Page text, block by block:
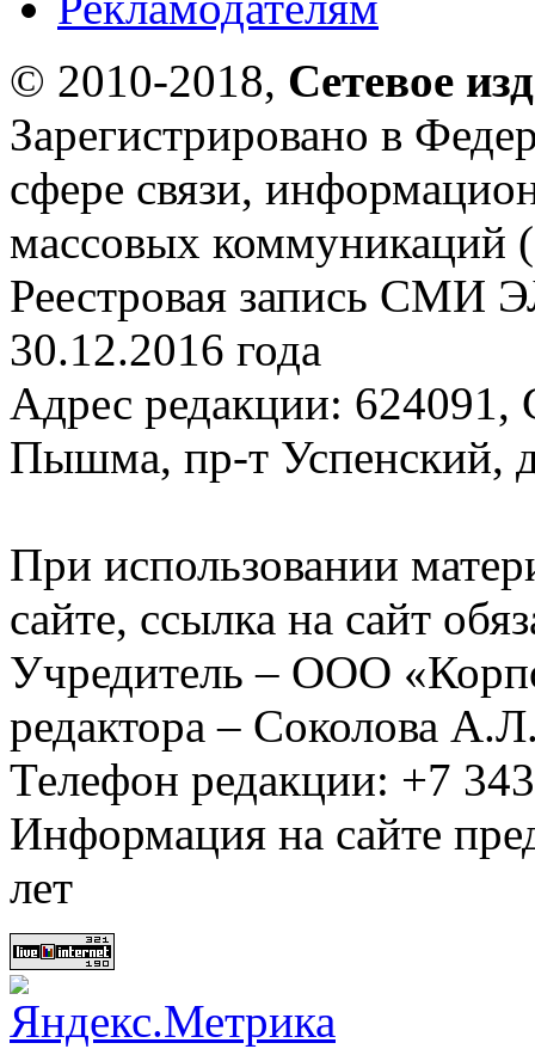
© 2010-2018, Сетевое
Зарегистрировано в
сфере связи,
массовых коммуникаций
Реестровая запись СМИ
30.12.2016 года
Адрес редакции: 624091,
Пышма, пр-т Успенский,
При использовании
сайте, ссылка на сайт
Учредитель – ООО
редактора – Соколова
Телефон редакции: +7
Информация на сайте
лет